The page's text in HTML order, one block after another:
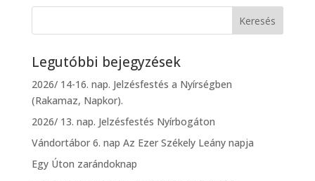
Legutóbbi bejegyzések
2026/ 14-16. nap. Jelzésfestés a Nyírségben
(Rakamaz, Napkor).
2026/ 13. nap. Jelzésfestés Nyírbogáton
Vándortábor 6. nap Az Ezer Székely Leány napja
Egy Úton zarándoknap